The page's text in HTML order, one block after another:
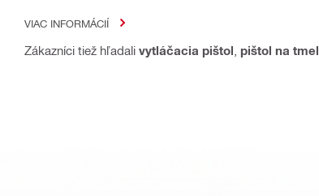
VIAC INFORMÁCIÍ
Zákazníci tiež hľadali vytláčacia pištol pištol na tmel